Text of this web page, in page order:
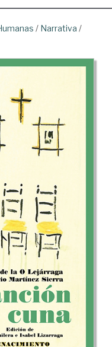
/ Narrativa /